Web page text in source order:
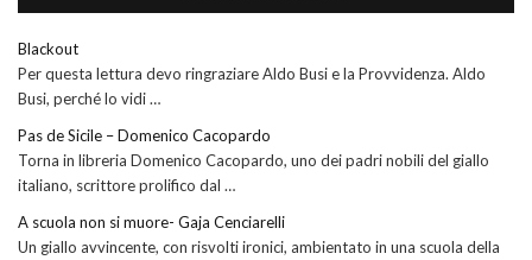
Blackout
Per questa lettura devo ringraziare Aldo Busi e la Provvidenza. Aldo
Busi, perché lo vidi …
Pas de Sicile – Domenico Cacopardo
Torna in libreria Domenico Cacopardo, uno dei padri nobili del giallo
italiano, scrittore prolifico dal …
A scuola non si muore- Gaja Cenciarelli
Un giallo avvincente, con risvolti ironici, ambientato in una scuola della